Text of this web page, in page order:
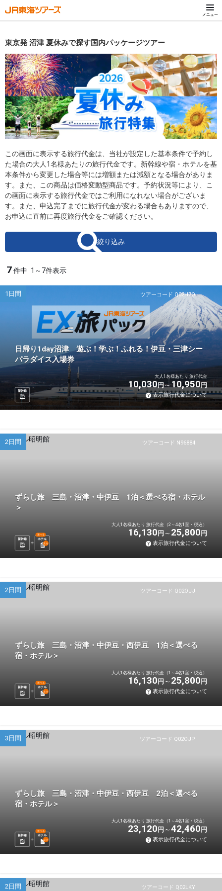
メニュー
東京発 沼津 夏休みで探す国内パッケージツアー
この画面に表示する旅行代金は、当社が設定した基本条件で予約し
た場合の大人1名様あたりの旅行代金です。新幹線や宿・ホテルを基
本条件から変更した場合等には増額または減額となる場合がありま
す。また、この商品は価格変動型商品です。予約状況等により、こ
の画面に表示する旅行代金ではご利用になれない場合がございま
す。また、申込完了までに旅行代金が変わる場合もありますので、
お申込に直前に再度旅行代金をご確認ください。
絞り込み
7件中 1～7件表示
ツアーコード Q02H7O
1日間
日帰り1day沼津 遊ぶ！学ぶ！ふれる！伊豆・三津シー
パラダイス入場券
新幹線
大人1名様あたり 旅行代金
10,030円 10,950円
表示旅行代金について
ツアーコード N96884
2日間
ずらし旅 三島・沼津・中伊豆 1泊＜選べる宿・ホテル
＞
新幹線 ホテル
選べる
1 泊
大人1名様あたり 旅行代金（2～4名1室・税込）
16,130 円 25,800 円
表示旅行代金について
ツアーコード Q02OJJ
2日間
ずらし旅 三島・沼津・中伊豆・西伊豆 1泊＜選べる
宿・ホテル＞
新幹線 ホテル
選べる
1 泊
大人1名様あたり 旅行代金（1～4名1室・税込）
16,130 円 25,800 円
表示旅行代金について
ツアーコード Q02OJP
3日間
ずらし旅 三島・沼津・中伊豆・西伊豆 2泊＜選べる
宿・ホテル＞
新幹線 ホテル
選べる
2泊
大人1名様あたり 旅行代金（1～4名1室・税込）
23,120 円 42,460 円
表示旅行代金について
ツアーコード Q02LKY
2日間